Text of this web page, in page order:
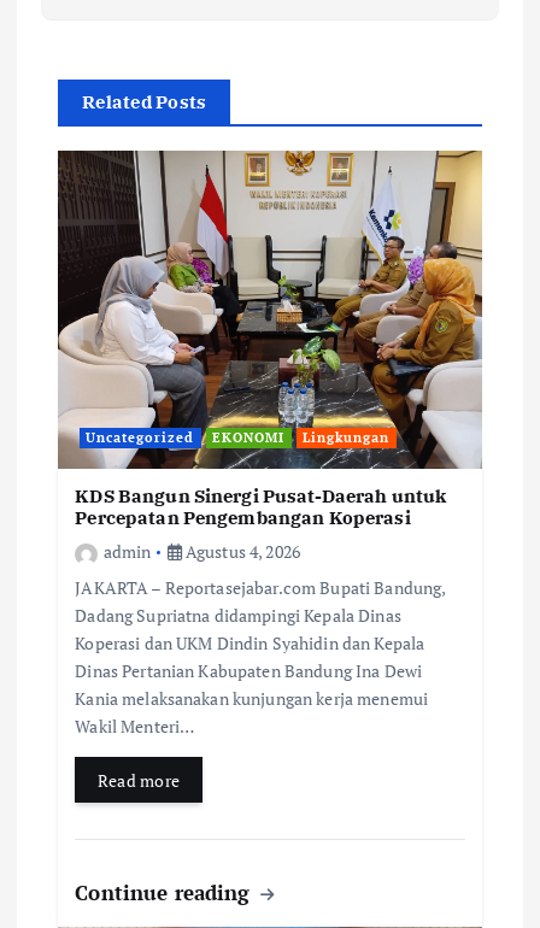
Related Posts
Uncategorized EKONOMI Lingkungan
KDS Bangun Sinergi Pusat-Daerah untuk
Percepatan Pengembangan Koperasi
admin
Agustus 4, 2026
JAKARTA – Reportasejabar.com Bupati Bandung,
Dadang Supriatna didampingi Kepala Dinas
Koperasi dan UKM Dindin Syahidin dan Kepala
Dinas Pertanian Kabupaten Bandung Ina Dewi
Kania melaksanakan kunjungan kerja menemui
Wakil Menteri…
Read more
Continue reading